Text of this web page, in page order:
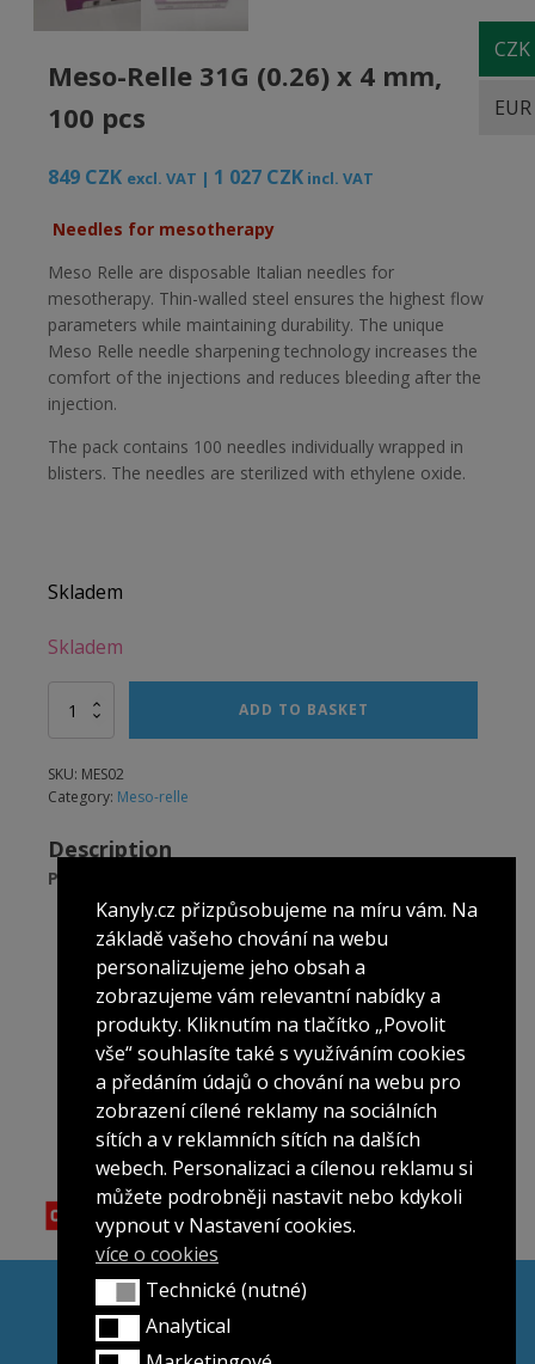
CZK
EUR
Meso-Relle 31G (0.26) x 4 mm,
100 pcs
849 CZK excl. VAT | 1 027 CZK incl. VAT
Needles for mesotherapy
Meso Relle are disposable Italian needles for
mesotherapy. Thin-walled steel ensures the highest flow
parameters while maintaining durability. The unique
Meso Relle needle sharpening technology increases the
comfort of the injections and reduces bleeding after the
injection.
The pack contains 100 needles individually wrapped in
blisters. The needles are sterilized with ethylene oxide.
Skladem
Skladem
Meso-
(0,26)
x
mm,
100
Ks
quantity
ADD TO BASKET
Alternative:
SKU: MES02
Category: Meso-relle
Description
Properties:
raw material: stainless steel, polypropylene
quantity in package: 100 pieces
unit blister pack
many sizes
General Terms and Conditions
Protection of personal data
Kanyly.cz přizpůsobujeme na míru vám. Na
základě vašeho chování na webu
personalizujeme jeho obsah a
zobrazujeme vám relevantní nabídky a
produkty. Kliknutím na tlačítko „Povolit
vše“ souhlasíte také s využíváním cookies
a předáním údajů o chování na webu pro
zobrazení cílené reklamy na sociálních
sítích a v reklamních sítích na dalších
webech. Personalizaci a cílenou reklamu si
můžete podrobněji nastavit nebo kdykoli
vypnout v Nastavení cookies.
více o cookies
Technické (nutné)
Technické (nutné)
AnalyticalAnalytical